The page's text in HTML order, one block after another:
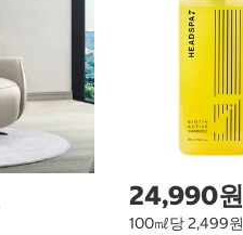
24,990원
100㎖당 2,499원